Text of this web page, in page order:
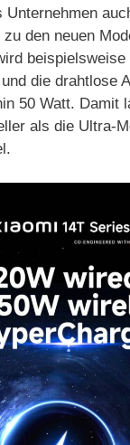
Unternehmen
den neuen
beispielsweise
die drahtlose
50 Watt. Damit
als die Ultra-